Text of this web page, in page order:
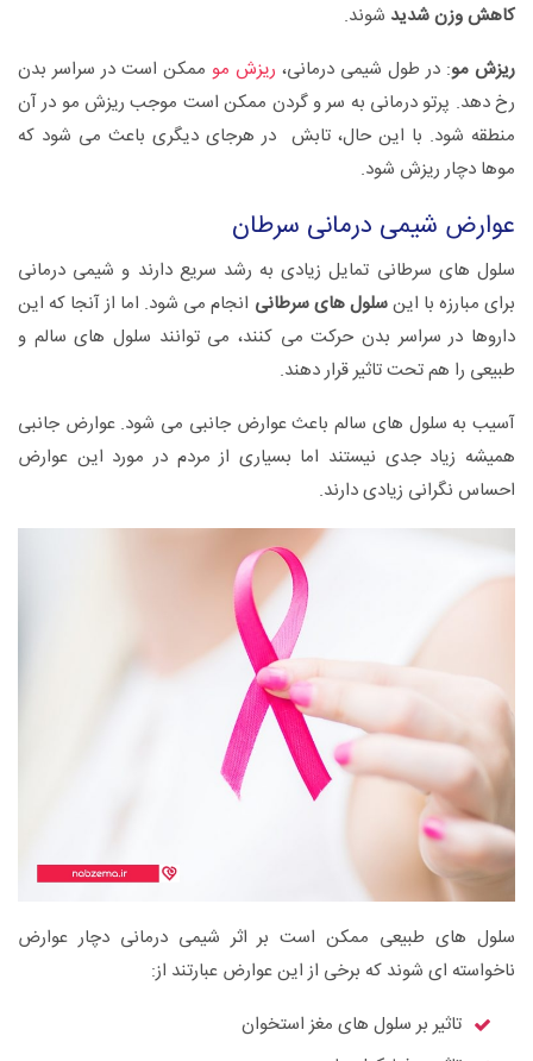
کاهش وزن شدید شوند.
ریزش مو: در طول شیمی درمانی، ریزش مو ممکن است در سراسر بدن
رخ دهد. پرتو درمانی به سر و گردن ممکن است موجب ریزش مو در آن
منطقه شود. با این حال، تابش در هرجای دیگری باعث می شود که
موها دچار ریزش شود.
عوارض شیمی درمانی سرطان
سلول های سرطانی تمایل زیادی به رشد سریع دارند و شیمی درمانی
برای مبارزه با اینسلول های سرطانی انجام می شود. اما از آنجا که این
داروها در سراسر بدن حرکت می کنند، می توانند سلول های سالم و
طبیعی را هم تحت تاثیر قرار دهند.
آسیب به سلول های سالم باعث عوارض جانبی می شود. عوارض جانبی
همیشه زیاد جدی نیستند اما بسیاری از مردم در مورد این عوارض
احساس نگرانی زیادی دارند.
سلول های طبیعی ممکن است بر اثر شیمی درمانی دچار عوارض
ناخواسته ای شوند که برخی از این عوارض عبارتند از:
تاثیر بر سلول های مغز استخوان